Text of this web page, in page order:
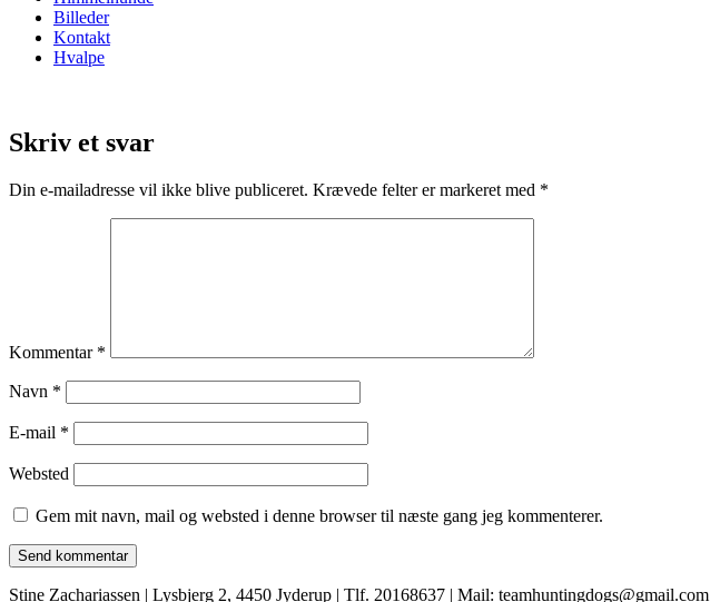
Billeder
Kontakt
Hvalpe
Skriv et svar
Din e-mailadresse vil ikke blive publiceret. Krævede felter er markeret med *
Kommentar *
Navn *
E-mail *
Websted
Gem mit navn, mail og websted i denne browser til næste gang jeg kommenterer.
Stine Zachariassen | Lysbjerg 2, 4450 Jyderup | Tlf. 20168637 | Mail: teamhuntingdogs@gmail.com